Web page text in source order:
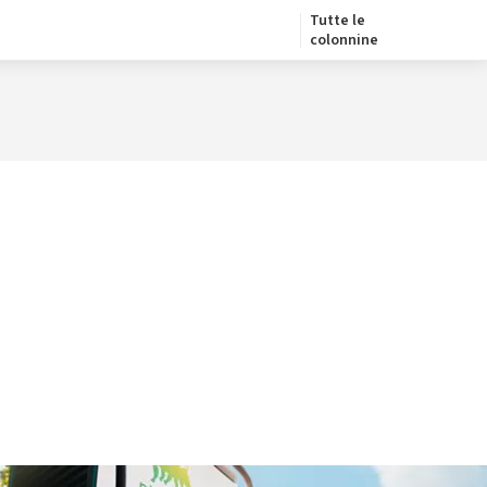
Tutte le
colonnine